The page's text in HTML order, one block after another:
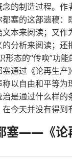
的制造过程。作
塞的这部遗稿：
本来阅读；又作
分析来阅读；还
形态的“传唤”功
通过《论再生产
以自由和平等为
是通过什么样的
今天并没有得到
塞——《论